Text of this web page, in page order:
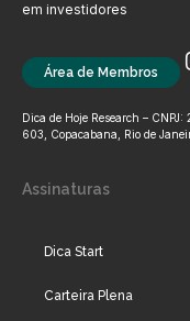
em investidores
Área de Membros
Dica de Hoje Research –
603, Copacabana, Rio de
Assinaturas
Dica Start
Carteira Plena